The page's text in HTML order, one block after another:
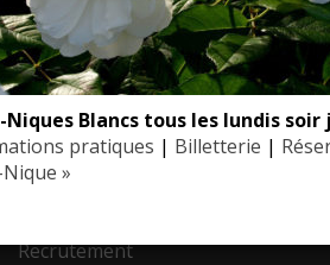
Dossier de presse
Communiqués de presse
Photothèque
Recrutement
Niques Blancs tous les lundis soir
pratiques | Billetterie |
»